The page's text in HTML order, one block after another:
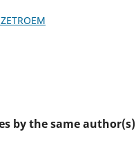
by the same author(s)